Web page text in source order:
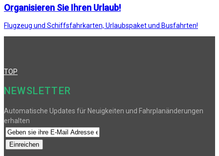
Organisieren Sie Ihren Urlaub!
Flugzeug und Schiffsfahrkarten, Urlaubspaket und Busfahrten!
TOP
NEWSLETTER
Automatische Updates für Neuigkeiten und Fahrplanänderungen
erhalten